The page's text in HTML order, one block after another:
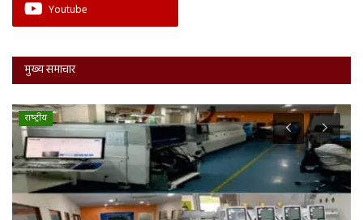
Youtube
मुख्य समाचार
राष्‍ट्रीय